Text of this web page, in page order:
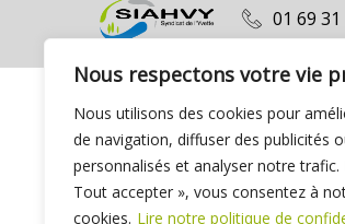
Nous respectons votre vie
Nous utilisons des cookies pour
de navigation, diffuser des publicités
personnalisés et analyser notre trafic.
Tout accepter », vous consentez à
cookies. Lire notre politique de
01 69 31